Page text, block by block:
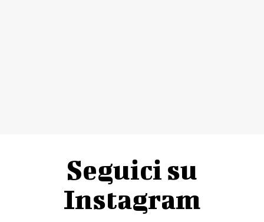
Seguici su
Instagram